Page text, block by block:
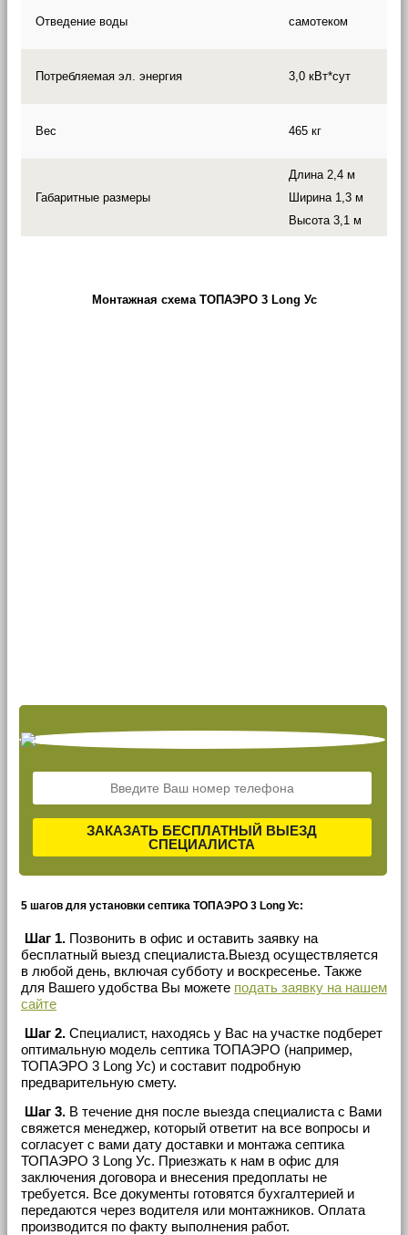
Отведение воды самотеком
Потребляемая эл. энергия 3,0 кВт*сут
Вес 465 кг
Габаритные размеры
Длина 2,4 м
Ширина 1,3 м
Высота 3,1 м
Монтажная схема ТОПАЭРО 3 Long Ус
ЗАКАЗАТЬ БЕСПЛАТНЫЙ ВЫЕЗД
СПЕЦИАЛИСТА
5 шагов для установки септика ТОПАЭРО 3 Long Ус:
Шаг 1. Позвонить в офис и оставить заявку на
бесплатный выезд специалиста.Выезд осуществляется
в любой день, включая субботу и воскресенье. Также
для Вашего удобства Вы можете подать заявку на нашем
сайте
Шаг 2. Специалист, находясь у Вас на участке подберет
оптимальную модель септика ТОПАЭРО (например,
ТОПАЭРО 3 Long Ус) и составит подробную
предварительную смету.
Шаг 3. В течение дня после выезда специалиста с Вами
свяжется менеджер, который ответит на все вопросы и
согласует с вами дату доставки и монтажа септика
ТОПАЭРО 3 Long Ус. Приезжать к нам в офис для
заключения договора и внесения предоплаты не
требуется. Все документы готовятся бухгалтерией и
передаются через водителя или монтажников. Оплата
производится по факту выполнения работ.